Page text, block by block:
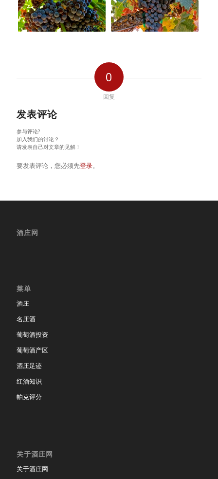
0
回复
发表评论
参与评论?
加入我们的讨论？
请发表自己对文章的见解！
要发表评论，您必须先登录。
酒庄网
菜单
酒庄
名庄酒
葡萄酒投资
葡萄酒产区
酒庄足迹
红酒知识
帕克评分
关于酒庄网
关于酒庄网